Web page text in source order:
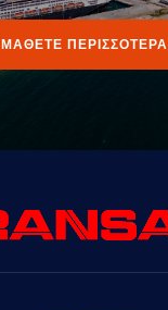
ΜΑΘΕΤΕ ΠΕΡΙΣΣΟΤΕΡΑ